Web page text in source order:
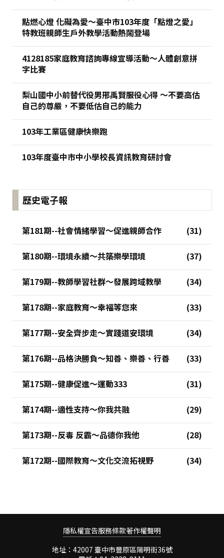
點燃心燈 化礙為愛～臺中市103年度「點燈之愛」
特教班親師生戶外教學活動熱鬧登場
4128185家庭教育諮詢專線宣導活動～人體創意拼
字比賽
梨山國中小前替代役男邢禹賢服役心得 ～不要高估
自己的尊嚴，不要低估自己的能力
103年工業區健康快樂跑
103年度臺中市中小學校長資訊教育研討會
歷史電子報
第181期--社會情緒學習～促進親師合作
第180期--環境永續～共築樂學環境
第179期--教師學習社群～發展跨域教學
第178期--家庭教育～幸福等您來
第177期--安全齊步走～實踐道安環境
第176期--品格決勝負～知善、樂善、行善
第175期--健康促進～運動333
第174期--適性支持～你我共融
第173期--反毒 反霸～品德你我他
第172期--國際教育～文化交流拓視野
隱私權宣告服務條款著作權聲明
地址：42007 臺中市豐原區陽明街36號